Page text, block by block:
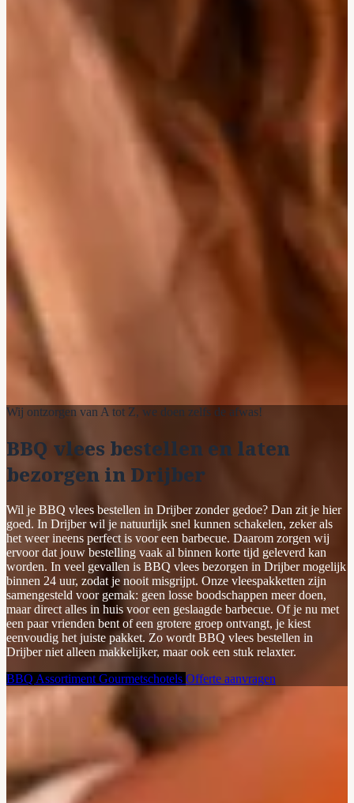
Wij ontzorgen van A tot Z, we doen zelfs de afwas!
BBQ vlees bestellen en laten
bezorgen in Drijber
Wil je BBQ vlees bestellen in Drijber zonder gedoe? Dan zit je hier
goed. In Drijber wil je natuurlijk snel kunnen schakelen, zeker als
het weer ineens perfect is voor een barbecue. Daarom zorgen wij
ervoor dat jouw bestelling vaak al binnen korte tijd geleverd kan
worden. In veel gevallen is BBQ vlees bezorgen in Drijber mogelijk
binnen 24 uur, zodat je nooit misgrijpt. Onze vleespakketten zijn
samengesteld voor gemak: geen losse boodschappen meer doen,
maar direct alles in huis voor een geslaagde barbecue. Of je nu met
een paar vrienden bent of een grotere groep ontvangt, je kiest
eenvoudig het juiste pakket. Zo wordt BBQ vlees bestellen in
Drijber niet alleen makkelijker, maar ook een stuk relaxter.
BBQ Assortiment Gourmetschotels Offerte aanvragen